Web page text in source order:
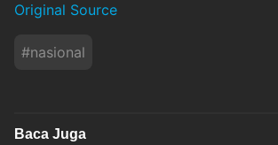
Original Source
#nasional
Baca Juga